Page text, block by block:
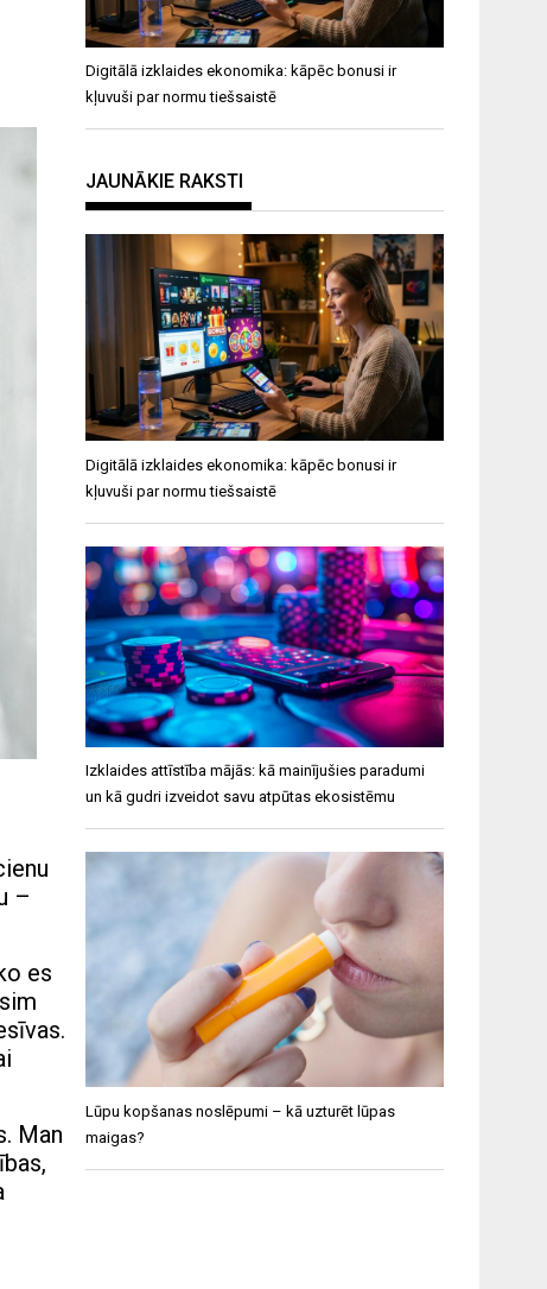
–
es
Man
Digitālā izklaides ekonomika: kāpēc bonusi ir
kļuvuši par normu tiešsaistē
JAUNĀKIE RAKSTI
Digitālā izklaides ekonomika: kāpēc bonusi ir
kļuvuši par normu tiešsaistē
Izklaides attīstība mājās: kā mainījušies paradumi
un kā gudri izveidot savu atpūtas ekosistēmu
Lūpu kopšanas noslēpumi – kā uzturēt lūpas
maigas?